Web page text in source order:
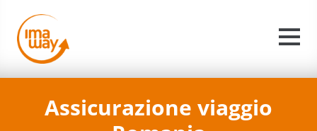
Assicurazione viaggio